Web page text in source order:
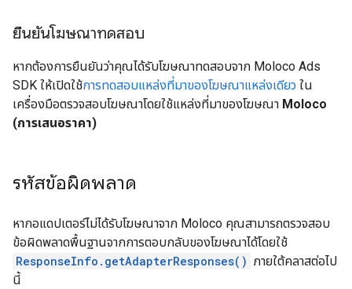
ยืนยันโฆษณาทดสอบ
หากต้องการยืนยันว่าคุณได้รับโฆษณาทดสอบจาก Moloco Ads
SDK ให้เปิดใช้การทดสอบแหล่งที่มาของโฆษณาแหล่งเดียว ใน
เครื่องมือตรวจสอบโฆษณาโดยใช้แหล่งที่มาของโฆษณา Moloco
(การเสนอราคา)
รหัสข้อผิดพลาด
หากอแดปเตอร์ไม่ได้รับโฆษณาจาก Moloco คุณสามารถตรวจสอบ
ข้อผิดพลาดพื้นฐานจากการตอบกลับของโฆษณาได้โดยใช้
ResponseInfo.getAdapterResponses() ภายใต้คลาสต่อไป
นี้